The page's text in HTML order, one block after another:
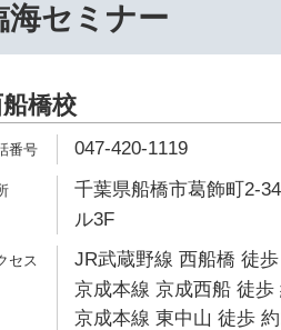
海セミナー
橋校
047-420-1119
千葉県船橋市葛飾町2-
ル3F
JR武蔵野線 西船橋 徒
京成本線 京成西船 徒歩
京成本線 東中山 徒歩